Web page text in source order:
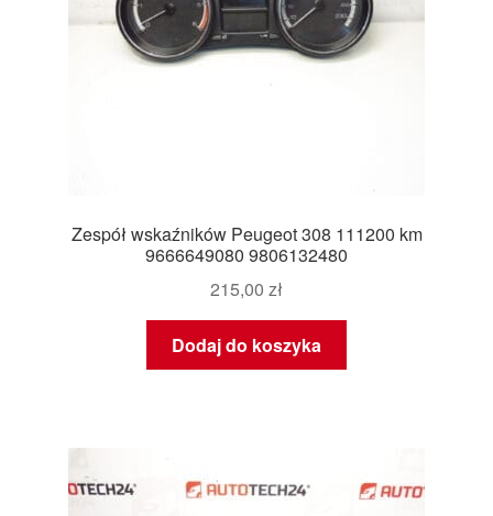
Zespół wskaźników Peugeot 308 111200 km
9666649080 9806132480
215,00 zł
Dodaj do koszyka